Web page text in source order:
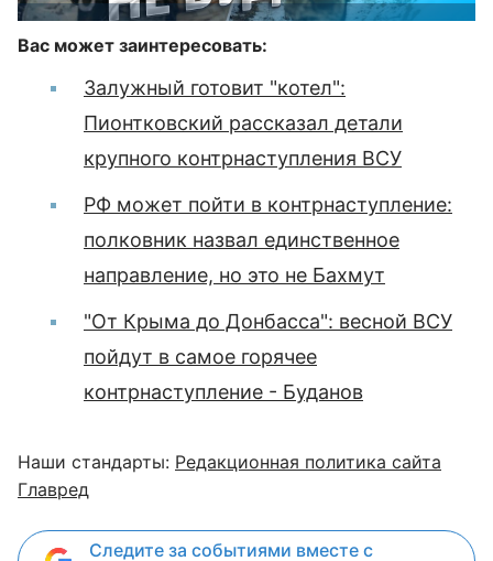
Вас может заинтересовать:
Залужный готовит "котел":
Пионтковский рассказал детали
крупного контрнаступления ВСУ
РФ может пойти в контрнаступление:
полковник назвал единственное
направление, но это не Бахмут
"От Крыма до Донбасса": весной ВСУ
пойдут в самое горячее
контрнаступление - Буданов
Наши стандарты: Редакционная политика сайта
Главред
Следите за событиями вместе с